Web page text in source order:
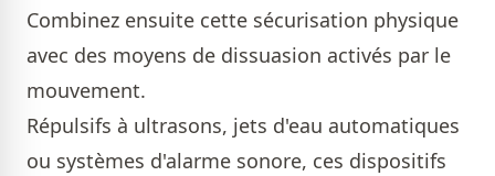
Combinez ensuite cette sécurisation physique
avec des moyens de dissuasion activés par le
mouvement.
Répulsifs à ultrasons, jets d'eau automatiques
ou systèmes d'alarme sonore, ces dispositifs